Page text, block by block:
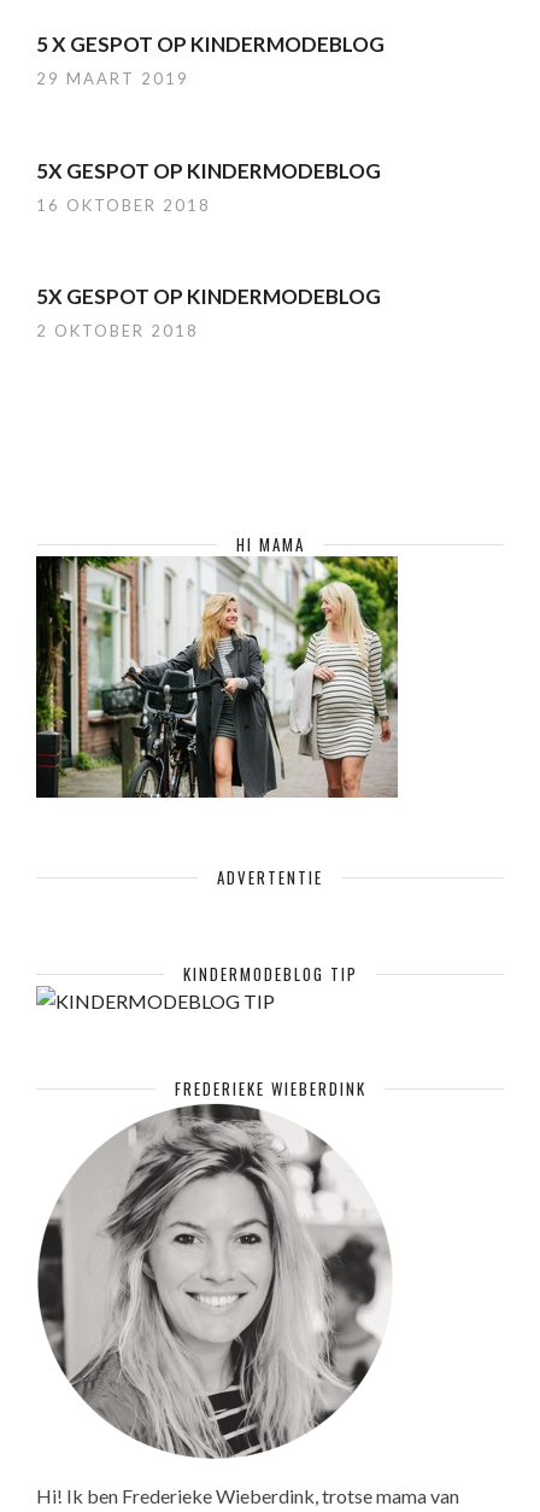
5 X GESPOT OP KINDERMODEBLOG
29 MAART 2019
5X GESPOT OP KINDERMODEBLOG
16 OKTOBER 2018
5X GESPOT OP KINDERMODEBLOG
2 OKTOBER 2018
HI MAMA
ADVERTENTIE
KINDERMODEBLOG TIP
FREDERIEKE WIEBERDINK
Hi! Ik ben Frederieke Wieberdink, trotse mama van